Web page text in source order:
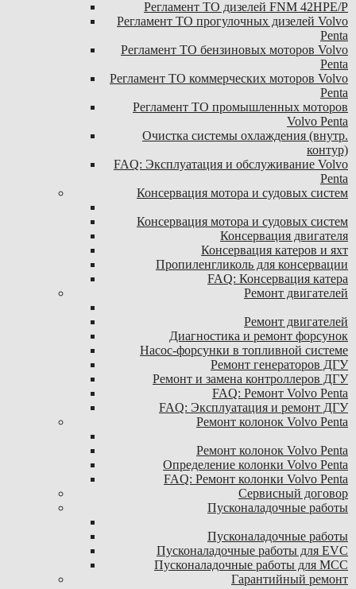
Регламент ТО дизелей FNM 42HPE/P
Регламент ТО прогулочных дизелей Volvo
Penta
Регламент ТО бензиновых моторов Volvo
Penta
Регламент ТО коммерческих моторов Volvo
Penta
Регламент ТО промышленных моторов
Volvo Penta
Очистка системы охлаждения (внутр.
контур)
FAQ: Эксплуатация и обслуживание Volvo
Penta
Консервация мотора и судовых систем
Консервация мотора и судовых систем
Консервация двигателя
Консервация катеров и яхт
Пропиленгликоль для консервации
FAQ: Консервация катера
Ремонт двигателей
Ремонт двигателей
Диагностика и ремонт форсунок
Насос-форсунки в топливной системе
Ремонт генераторов ДГУ
Ремонт и замена контроллеров ДГУ
FAQ: Ремонт Volvo Penta
FAQ: Эксплуатация и ремонт ДГУ
Ремонт колонок Volvo Penta
Ремонт колонок Volvo Penta
Определение колонки Volvo Penta
FAQ: Ремонт колонки Volvo Penta
Сервисный договор
Пусконаладочные работы
Пусконаладочные работы
Пусконаладочные работы для EVC
Пусконаладочные работы для MCC
Гарантийный ремонт